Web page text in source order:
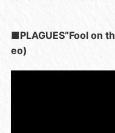
■PLAGUES”Fool on
eo)